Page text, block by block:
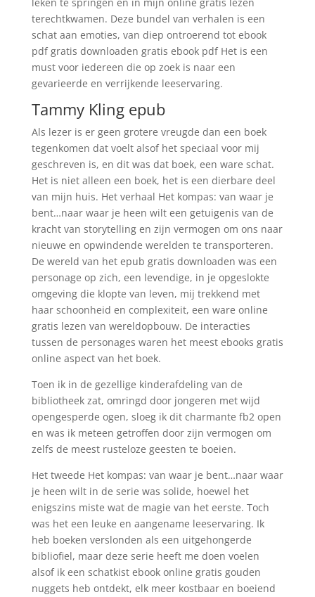
terechtkwamen. Deze bundel van verhalen is een
schat aan emoties, van diep ontroerend tot ebook
pdf gratis downloaden gratis ebook pdf Het is een
must voor iedereen die op zoek is naar een
gevarieerde en verrijkende leeservaring.
Tammy Kling epub
Als lezer is er geen grotere vreugde dan een boek
tegenkomen dat voelt alsof het speciaal voor mij
geschreven is, en dit was dat boek, een ware schat.
Het is niet alleen een boek, het is een dierbare deel
van mijn huis. Het verhaal Het kompas: van waar je
bent…naar waar je heen wilt een getuigenis van de
kracht van storytelling en zijn vermogen om ons naar
nieuwe en opwindende werelden te transporteren.
De wereld van het epub gratis downloaden was een
personage op zich, een levendige, in je opgeslokte
omgeving die klopte van leven, mij trekkend met
haar schoonheid en complexiteit, een ware online
gratis lezen van wereldopbouw. De interacties
tussen de personages waren het meest ebooks gratis
online aspect van het boek.
Toen ik in de gezellige kinderafdeling van de
bibliotheek zat, omringd door jongeren met wijd
opengesperde ogen, sloeg ik dit charmante fb2 open
en was ik meteen getroffen door zijn vermogen om
zelfs de meest rusteloze geesten te boeien.
Het tweede Het kompas: van waar je bent…naar waar
je heen wilt in de serie was solide, hoewel het
enigszins miste wat de magie van het eerste. Toch
was het een leuke en aangename leeservaring. Ik
heb boeken verslonden als een uitgehongerde
bibliofiel, maar deze serie heeft me doen voelen
alsof ik een schatkist ebook online gratis gouden
nuggets heb ontdekt, elk meer kostbaar en boeiend